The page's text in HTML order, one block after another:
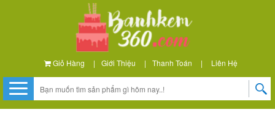
Giỏ Hàng | Giới Thiệu | Thanh Toán | Liên Hệ